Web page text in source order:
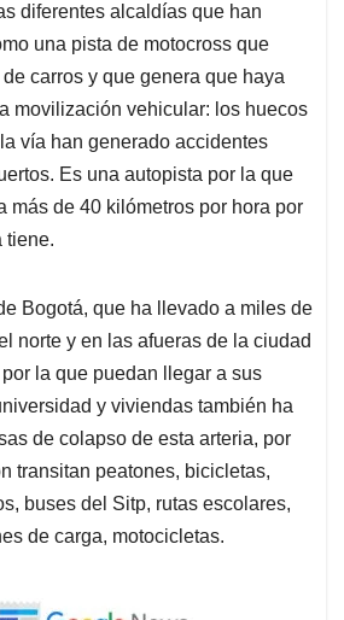
diferentes alcaldías que han
una pista de motocross que
carros y que genera que haya
movilización vehicular: los huecos
vía han generado accidentes
Es una autopista por la que
más de 40 kilómetros por hora por
tiene.
Bogotá, que ha llevado a miles de
norte y en las afueras de la ciudad
la que puedan llegar a sus
y viviendas también ha
de colapso de esta arteria, por
transitan peatones, bicicletas,
buses del Sitp, rutas escolares,
de carga, motocicletas.